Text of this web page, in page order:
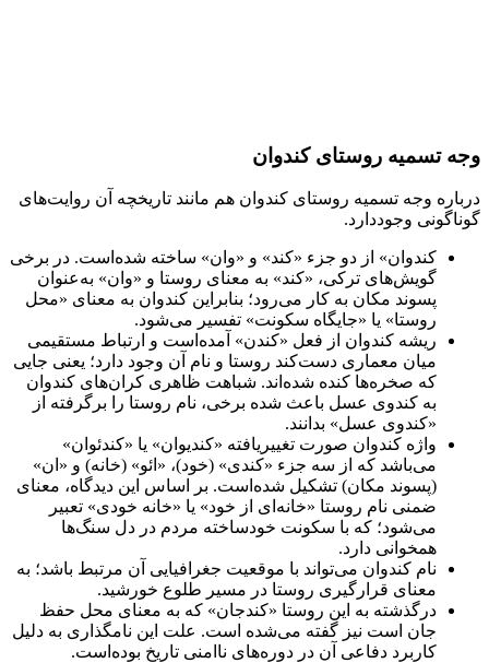
وجه تسمیه روستای کندوان
درباره وجه تسمیه روستای کندوان هم مانند تاریخچه آن روایت‌های
گوناگونی وجوددارد.
کندوان» از دو جزء «کند» و «وان» ساخته شده‌است. در برخی
گویش‌های ترکی، «کند» به معنای روستا و «وان» به‌عنوان
پسوند مکان به کار می‌رود؛ بنابراین کندوان به معنای «محل
روستا» یا «جایگاه سکونت» تفسیر می‌شود.
ریشه کندوان از فعل «کندن» آمده‌است و ارتباط مستقیمی
میان معماری دست‌کند روستا و نام آن وجود دارد؛ یعنی جایی
که صخره‌ها کنده شده‌اند. شباهت ظاهری کران‌های کندوان
به کندوی عسل باعث شده برخی، نام روستا را برگرفته از
«کندوی عسل» بدانند.
واژه کندوان صورت تغییریافته «کندیوان» یا «کندئوان»
می‌باشد که از سه جزء «کندی» (خود)، «ائو» (خانه) و «ان»
(پسوند مکان) تشکیل شده‌است. بر اساس این دیدگاه، معنای
ضمنی نام روستا «خانه‌ای از خود» یا «خانه خودی» تعبیر
می‌شود؛ که با سکونت خودساخته مردم در دل سنگ‌ها
همخوانی دارد.
نام کندوان می‌تواند با موقعیت جغرافیایی آن مرتبط باشد؛ به
معنای قرارگیری روستا در مسیر طلوع خورشید.
درگذشته به این روستا «کندجان» که به معنای محل حفظ
جان است نیز گفته می‌شده است. علت این نامگذاری به دلیل
کاربرد دفاعی آن در دوره‌های ناامنی تاریخ بوده‌است.